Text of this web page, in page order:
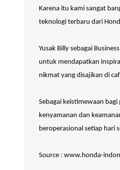
Karena itu kami sangat
teknologi terbaru dari
Yusak Billy sebagai
untuk mendapatkan
nikmat yang disajikan di
Sebagai keistimewaan
kenyamanan dan
beroperasional setiap hari
Source : www.honda-